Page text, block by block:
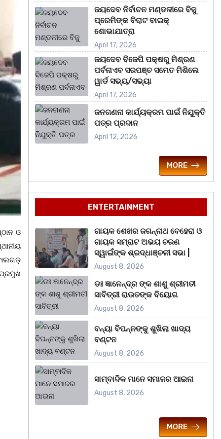
ଓ
ଜୟଦେବ ନିର୍ବାଚନ ମଣ୍ଡଳୀରେ ବିଜୁ
ପ୍ରେମିଙ୍କ ବିରାଟ ବାଇକ୍
ଶୋଭାଯାତ୍ରା
April 17, 2026
ଜୟଦେବ ବିଜେପି ପକ୍ଷରୁ ମିଶ୍ରଣ
ପର୍ବନାଏବ ସରପଞ୍ଚ ସମେତ ମିଶିଲେ
ୱାର୍ଡ ସଭ୍ୟ/ସଭ୍ୟା
April 17, 2026
ଜନଗଣନା କାର୍ଯ୍ୟକ୍ରମ ପାଇଁ ନିଯୁକ୍ତି
ପତ୍ର ପ୍ରଦାନ
April 12, 2026
MORE
ENTERTAINMENT
ଗାୟକ ଶେଖର ଜଗନ୍ନାଥ ବେହେରା ଓ
ଗାୟକ ସମ୍ରାଟ ଅଭୟ ଚରଣ
ସ୍ୱାଇଁଙ୍କ ଶ୍ରଦ୍ଧାଞ୍ଚଳୀ ସଭା |
August 8, 2026
ଡଃ ଜ୍ଞାନେନ୍ଦ୍ର ଙ୍କ ଶାଶୁ ଶ୍ରୀମତୀ
ସାବିତ୍ରୀ ରାଉତଙ୍କ ବିୟୋଗ
August 8, 2026
ବନ୍ୟା ବିପନ୍ନଙ୍କୁ ଶୁଖିଲା ଖାଦ୍ୟ
ବଣ୍ଟନ
August 8, 2026
ସାମ୍ବାଦିକ ମାନେ ସମାଜର ଆଇନା
August 8, 2026
MORE